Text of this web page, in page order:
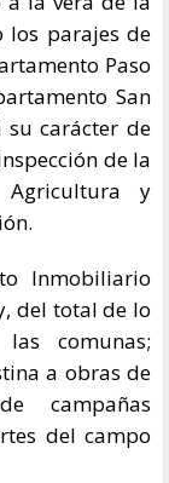
los parajes de
Paso
San
su carácter de
de la
y
Inmobiliario
del total de lo
comunas;
a obras de
campañas
del campo